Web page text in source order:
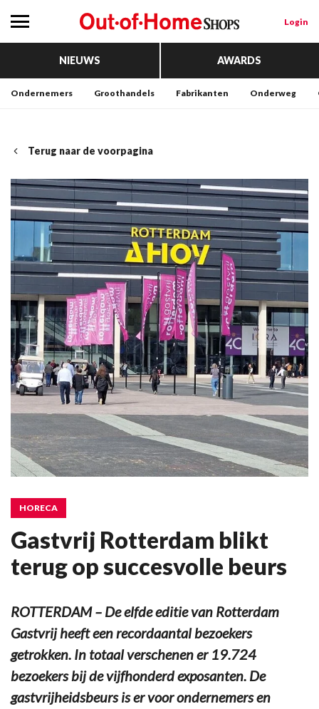
Login
NIEUWS AWARDS
Ondernemers Groothandels Fabrikanten Onderweg
Terug naar de voorpagina
HORECA
Gastvrij Rotterdam blikt
terug op succesvolle beurs
ROTTERDAM – De elfde editie van Rotterdam
Gastvrij heeft een recordaantal bezoekers
getrokken. In totaal verschenen er 19.724
bezoekers bij de vijfhonderd exposanten. De
gastvrijheidsbeurs is er voor ondernemers en